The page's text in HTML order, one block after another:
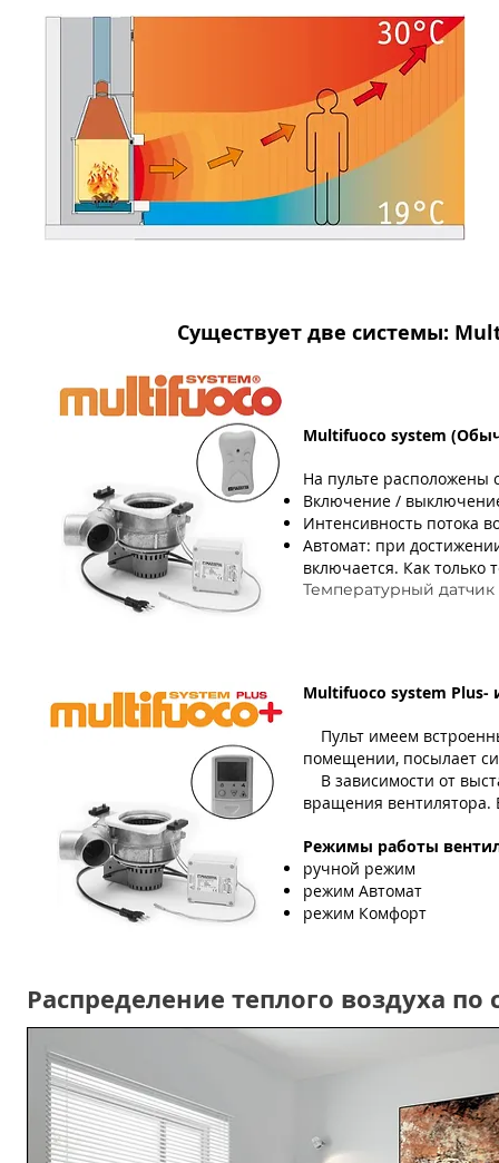
Существует две системы:
Multifuoco system
На пульте расположены
Включение /
Интенсивность потока
Автомат: при
включается. Как только
Температурный
Multifuoco system
Пульт имеем
помещении, посылает
В зависимости от
вращения вентилятора.
Режимы работы
ручной режим
режим Автомат
режим Комфорт
Распределение теплого воздуха